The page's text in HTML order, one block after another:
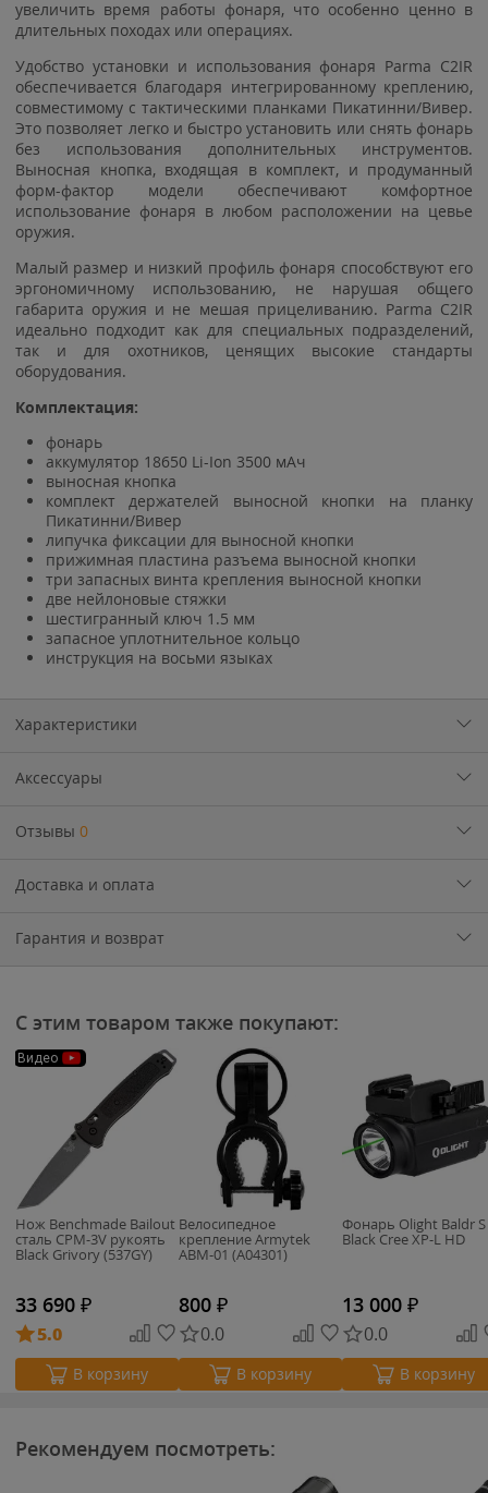
увеличить время работы фонаря, что особенно ценно в
длительных походах или операциях.
Удобство установки и использования фонаря Parma C2IR
обеспечивается благодаря интегрированному креплению,
совместимому с тактическими планками Пикатинни/Вивер.
Это позволяет легко и быстро установить или снять фонарь
без использования дополнительных инструментов.
Выносная кнопка, входящая в комплект, и продуманный
форм-фактор модели обеспечивают комфортное
использование фонаря в любом расположении на цевье
оружия.
Малый размер и низкий профиль фонаря способствуют его
эргономичному использованию, не нарушая общего
габарита оружия и не мешая прицеливанию. Parma C2IR
идеально подходит как для специальных подразделений,
так и для охотников, ценящих высокие стандарты
оборудования.
Комплектация:
фонарь
аккумулятор 18650 Li-Ion 3500 мАч
выносная кнопка
комплект держателей выносной кнопки на планку
Пикатинни/Вивер
липучка фиксации для выносной кнопки
прижимная пластина разъема выносной кнопки
три запасных винта крепления выносной кнопки
две нейлоновые стяжки
шестигранный ключ 1.5 мм
запасное уплотнительное кольцо
инструкция на восьми языках
Характеристики
Аксессуары
Отзывы 0
Доставка и оплата
Гарантия и возврат
С этим товаром также покупают:
Видео
Нож Benchmade Bailout
сталь CPM-3V рукоять
Black Grivory (537GY)
33 690 ₽
5.0
В корзину
Велосипедное
крепление Armytek
ABM-01 (A04301)
800 ₽
0.0
В корзину
Фонарь Olight Baldr S
Black Cree XP-L HD
13 000 ₽
0.0
В корзину
Рекомендуем посмотреть: